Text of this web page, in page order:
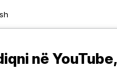
në